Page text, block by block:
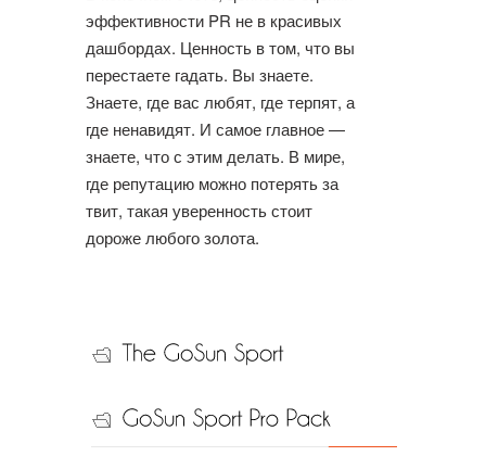
эффективности PR не в красивых
дашбордах. Ценность в том, что вы
перестаете гадать. Вы знаете.
Знаете, где вас любят, где терпят, а
где ненавидят. И самое главное —
знаете, что с этим делать. В мире,
где репутацию можно потерять за
твит, такая уверенность стоит
дороже любого золота.